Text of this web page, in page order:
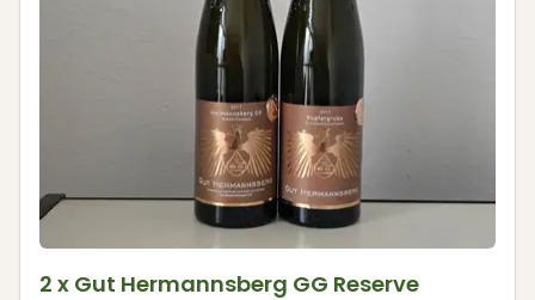
2 x Gut Hermannsberg GG Reserve